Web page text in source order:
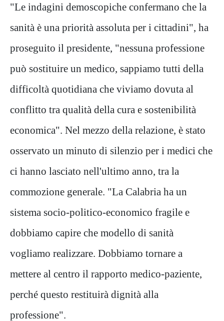
"Le indagini demoscopiche confermano che la
sanità è una priorità assoluta per i cittadini", ha
proseguito il presidente, "nessuna professione
può sostituire un medico, sappiamo tutti della
difficoltà quotidiana che viviamo dovuta al
conflitto tra qualità della cura e sostenibilità
economica". Nel mezzo della relazione, è stato
osservato un minuto di silenzio per i medici che
ci hanno lasciato nell'ultimo anno, tra la
commozione generale. "La Calabria ha un
sistema socio-politico-economico fragile e
dobbiamo capire che modello di sanità
vogliamo realizzare. Dobbiamo tornare a
mettere al centro il rapporto medico-paziente,
perché questo restituirà dignità alla
professione".